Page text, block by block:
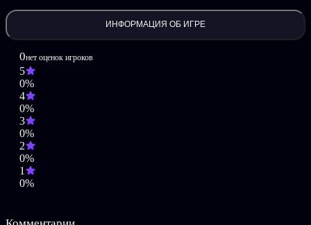
ИНФОРМАЦИЯ ОБ ИГРЕ
0нет оценок игроков
5
0%
4
0%
3
0%
2
0%
1
0%